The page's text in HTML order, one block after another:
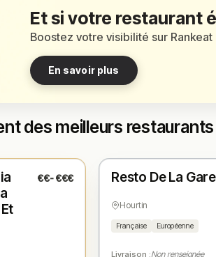
Et si votre restaurant
Boostez votre visibilité sur
En savoir plus
des meilleurs
€€-€€€ ★ N° 2
Resto De La Gare
Hourtin
Française Européenne
Livraison :Non renseignée